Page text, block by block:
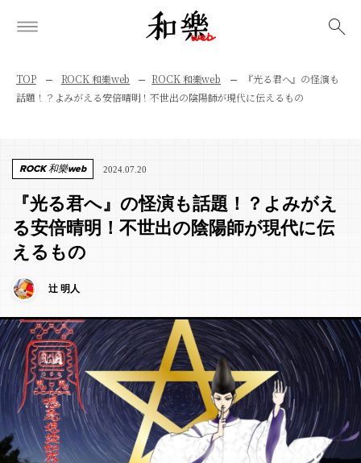
TOP ROCK 和樂web ROCK 和樂web
『光る君へ』の怪演も
話題！？よみがえる安倍晴明！不世出の陰陽師が現代に伝えるもの
ROCK 和樂web 2024.07.20
『光る君へ』の怪演も話題！？よみがえ
る安倍晴明！不世出の陰陽師が現代に伝
えるもの
辻 明人